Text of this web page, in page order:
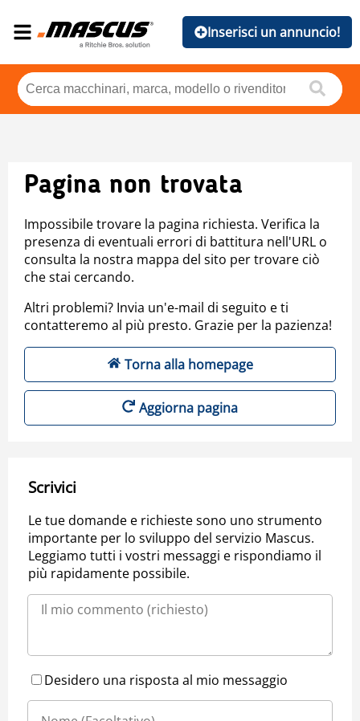
Inserisci un annuncio!
Pagina non trovata
Impossibile trovare la pagina richiesta. Verifica la
presenza di eventuali errori di battitura nell'URL o
consulta la nostra mappa del sito per trovare ciò
che stai cercando.
Altri problemi? Invia un'e-mail di seguito e ti
contatteremo al più presto. Grazie per la pazienza!
Torna alla homepage
Aggiorna pagina
Scrivici
Le tue domande e richieste sono uno strumento
importante per lo sviluppo del servizio Mascus.
Leggiamo tutti i vostri messaggi e rispondiamo il
più rapidamente possibile.
Desidero una risposta al mio messaggio